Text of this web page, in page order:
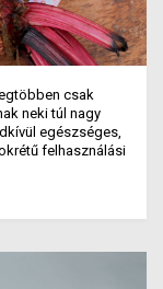
csak
neki túl nagy
egészséges,
felhasználási